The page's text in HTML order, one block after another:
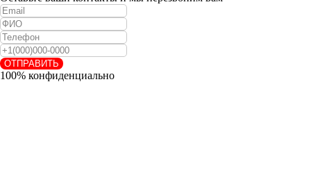
ОТПРАВИТЬ
100% конфиденциально